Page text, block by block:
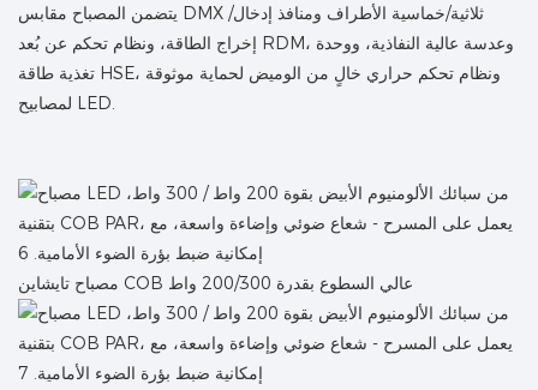
يتضمن المصباح مقابس DMX ثلاثية/خماسية الأطراف ومنافذ إدخال/
إخراج الطاقة، ونظام تحكم عن بُعد RDM، وعدسة عالية النفاذية، ووحدة
تغذية طاقة HSE، ونظام تحكم حراري خالٍ من الوميض لحماية موثوقة
لمصابيح LED.
مصباح تايشاين COB عالي السطوع بقدرة 200/300 واط